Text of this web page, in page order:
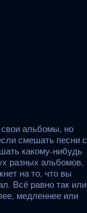
свои альбомы, но
смешать песни с
какому-нибудь
разных альбомов,
на то, что вы
Всё равно так или
медленнее или